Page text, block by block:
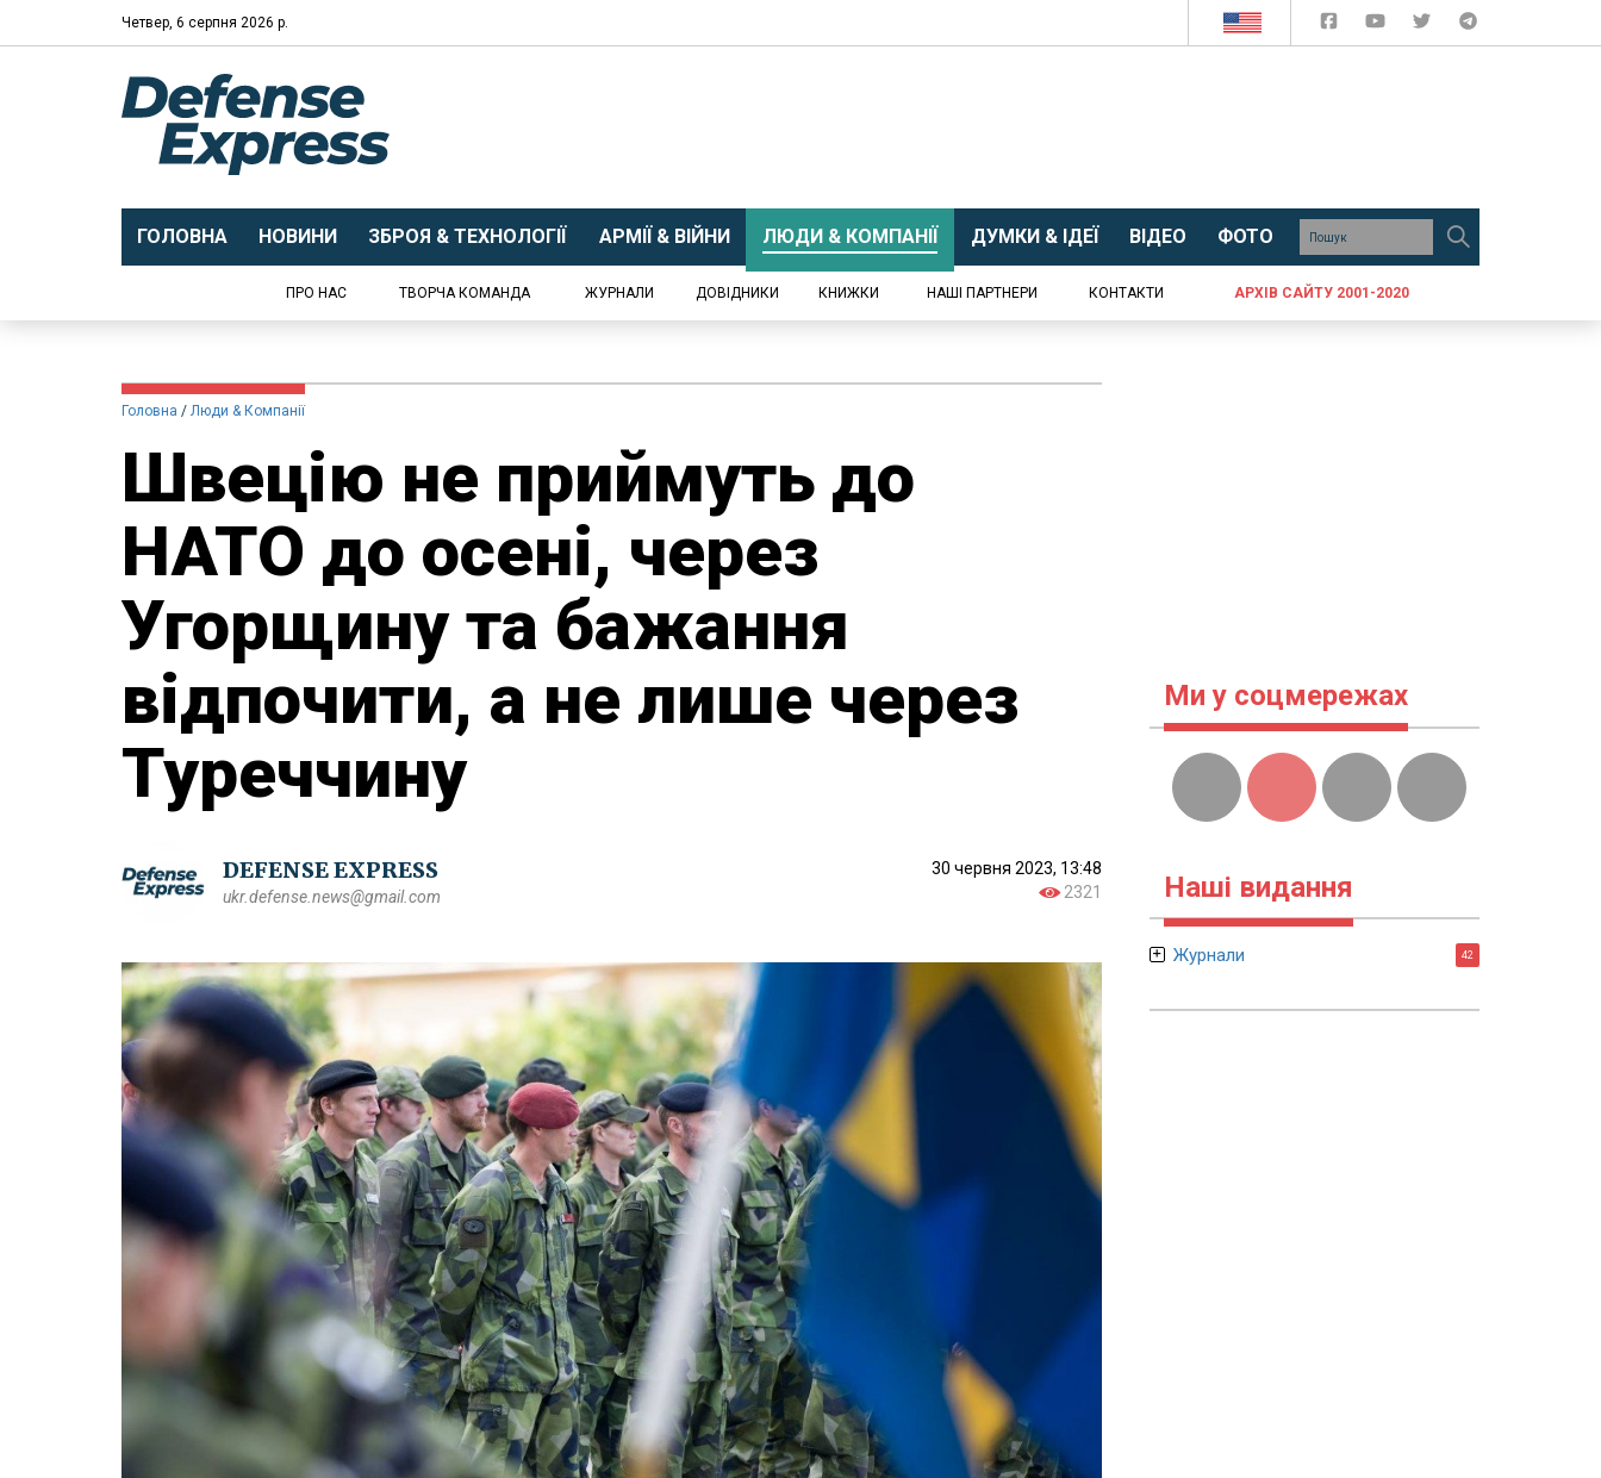
Четвер, 6 серпня 2026 р.
ГОЛОВНА НОВИНИ ЗБРОЯ & ТЕХНОЛОГІЇ АРМІЇ & ВІЙНИ ЛЮДИ & КОМПАНІЇ ДУМКИ & ІДЕЇ ВІДЕО ФОТО
ПРО НАС ТВОРЧА КОМАНДА ЖУРНАЛИ ДОВІДНИКИ КНИЖКИ НАШІ ПАРТНЕРИ КОНТАКТИ АРХІВ САЙТУ 2001-2020
Головна Люди & Компанії
Швецію не приймуть до
НАТО до осені, через
Угорщину та бажання
відпочити, а не лише через
Туреччину
DEFENSE EXPRESS
ukr.defense.news@gmail.com
30 червня 2023, 13:48
2321
Ми у соцмережах
Наші видання
Журнали 42